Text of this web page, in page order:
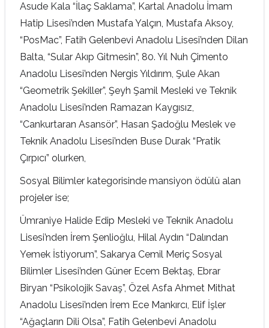
Asude Kala “İlaç Saklama”, Kartal Anadolu İmam
Hatip Lisesi’nden Mustafa Yalçın, Mustafa Aksoy,
“PosMac”, Fatih Gelenbevi Anadolu Lisesi’nden Dilan
Balta, “Sular Akıp Gitmesin”, 80. Yıl Nuh Çimento
Anadolu Lisesi’nden Nergis Yıldırım, Şule Akan
“Geometrik Şekiller”, Şeyh Şamil Mesleki ve Teknik
Anadolu Lisesi’nden Ramazan Kaygısız,
“Cankurtaran Asansör”, Hasan Şadoğlu Meslek ve
Teknik Anadolu Lisesi’nden Buse Durak “Pratik
Çırpıcı” olurken,
Sosyal Bilimler kategorisinde mansiyon ödülü alan
projeler ise;
Ümraniye Halide Edip Mesleki ve Teknik Anadolu
Lisesi’nden İrem Şenlioğlu, Hilal Aydın “Dalından
Yemek İstiyorum”, Sakarya Cemil Meriç Sosyal
Bilimler Lisesi’nden Güner Ecem Bektaş, Ebrar
Biryan “Psikolojik Savaş”, Özel Asfa Ahmet Mithat
Anadolu Lisesi’nden İrem Ece Mankırcı, Elif İşler
“Ağaçların Dili Olsa”, Fatih Gelenbevi Anadolu